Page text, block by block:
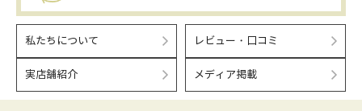
私たちについて レビュー・口コミ
実店舗紹介 メディア掲載